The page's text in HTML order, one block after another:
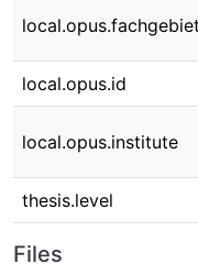
local.opus.fachgebiet
local.opus.id
local.opus.institute
thesis.level
Files